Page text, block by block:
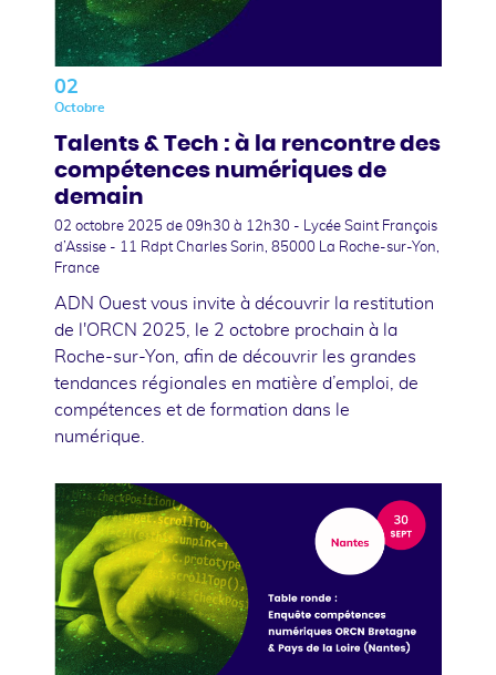
02
Octobre
Talents & Tech : à la rencontre des
compétences numériques de
demain
02 octobre 2025 de 09h30 à 12h30 - Lycée Saint François
d’Assise - 11 Rdpt Charles Sorin, 85000 La Roche-sur-Yon,
France
ADN Ouest vous invite à découvrir la restitution
de l'ORCN 2025, le 2 octobre prochain à la
Roche-sur-Yon, afin de découvrir les grandes
tendances régionales en matière d’emploi, de
compétences et de formation dans le
numérique.